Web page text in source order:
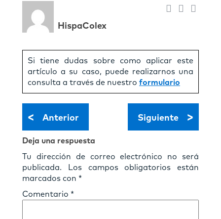
HispaColex
Si tiene dudas sobre como aplicar este
artículo a su caso, puede realizarnos una
consulta a través de nuestro formulario
< Anterior Siguiente >
Deja una respuesta
Tu dirección de correo electrónico no será
publicada.
Los campos obligatorios están
marcados con *
Comentario *